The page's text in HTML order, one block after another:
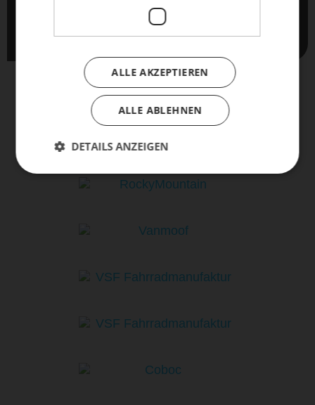
undDatenschutzbestimmungen
UNSERE FAHRRAD - MARKEN
ALLE AKZEPTIEREN
ALLE ABLEHNEN
DETAILS ANZEIGEN